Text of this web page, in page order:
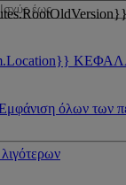
όλων των